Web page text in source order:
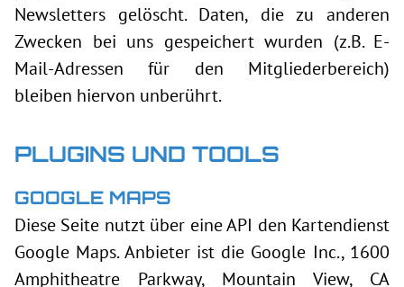
Newsletters gelöscht. Daten, die zu anderen
Zwecken bei uns gespeichert wurden (z.B. E-
Mail-Adressen für den Mitgliederbereich)
bleiben hiervon unberührt.
PLUGINS UND TOOLS
GOOGLE MAPS
Diese Seite nutzt über eine API den Kartendienst
Google Maps. Anbieter ist die Google Inc., 1600
Amphitheatre Parkway, Mountain View, CA